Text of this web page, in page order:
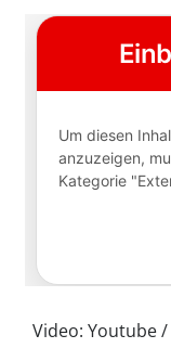
Video: Youtube /